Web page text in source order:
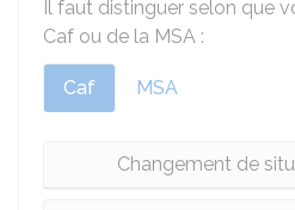
Il faut distinguer selon que
Caf ou de la MSA :
Caf MSA
Changement de